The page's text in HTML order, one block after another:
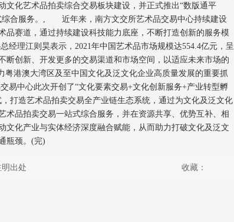
文化艺术品拍卖综合交易板块建设，并正式推出“数版通平
综合服务。, 近年来，南方文交所艺术品交易中心持续建设
品赛道，通过持续建设科技能力底座，不断打造创新的服务模
理江则昊表示，2021年中国艺术品市场规模达554.4亿元，呈
断创新、开发更多的交易渠道和市场空间，以适应未来市场的
粤港澳大湾区及至中国文化及泛文化企业高质量发展的重要抓
中心此次开创了“文化要素交易+文化创新服务+产业转型孵
打造艺术品拍卖交易全产业链生态系统，通过为文化及泛文化
术品拍卖交易一站式综合服务，并在资源共享、优势互补、相
文化产业与实体经济深度融合赋能，从而助力打破文化及泛文
瓶颈。(完)
出处 收藏：